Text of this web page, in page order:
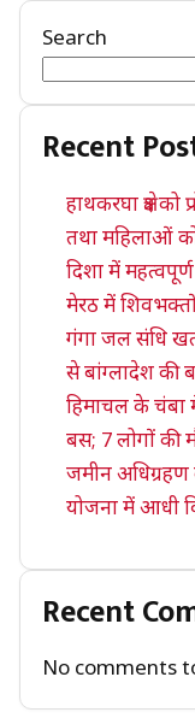
Search
Recent
हाथकरघा क्षेत्र
तथा महिलाओं
दिशा में
मेरठ में
गंगा जल संधि
से बांग्लादेश की
हिमाचल के चंबा
बस; 7 लोगों की
जमीन अधिग्रहण
योजना में आधी
Recent
No comments